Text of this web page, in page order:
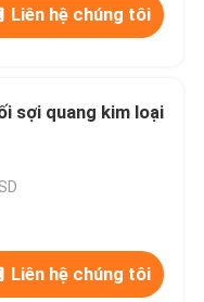
Liên hệ chúng tôi
sợi quang kim loại
Liên hệ chúng tôi